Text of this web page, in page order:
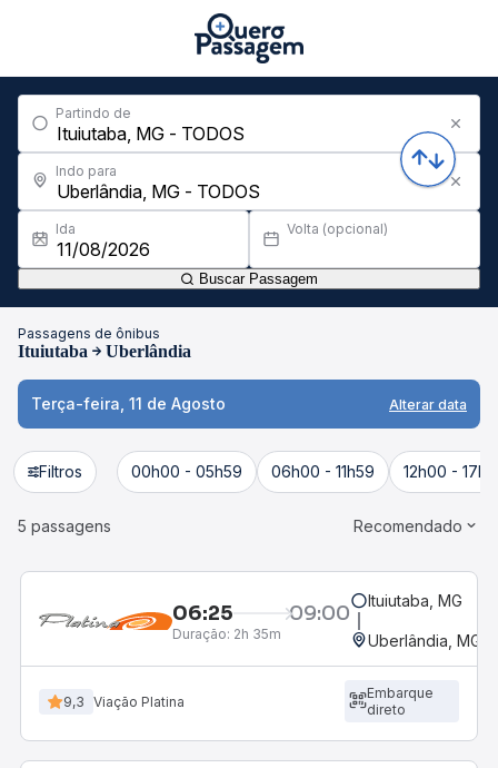
Partindo de
Indo para
Ida Volta (opcional)
Buscar Passagem
Passagens de ônibus
Ituiutaba Uberlândia
Terça-feira, 11 de Agosto Alterar data
Filtros 00h00 - 05h59 06h00 - 11h59 12h00 -
5 passagens Recomendado
06:25 09:00
Duração: 2h 35m
Ituiutaba, MG
Uberlândia, MG -
9,3 Viação Platina
Embarque
direto